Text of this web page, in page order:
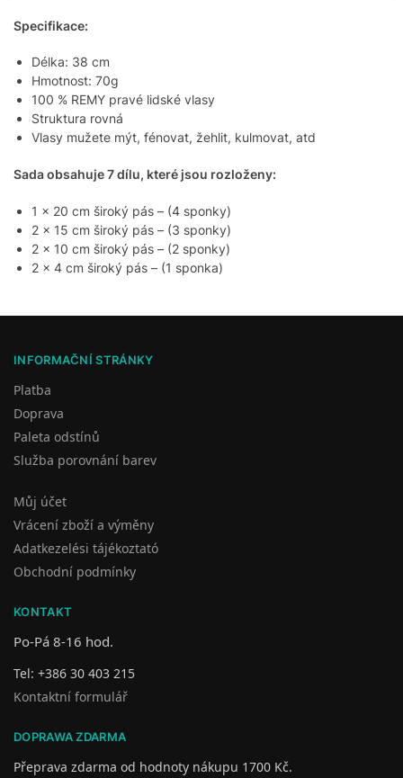
Specifikace:
Délka: 38 cm
Hmotnost: 70g
100 % REMY pravé lidské vlasy
Struktura rovná
Vlasy mužete mýt, fénovat, žehlit, kulmovat, atd
Sada obsahuje 7 dílu, které jsou rozloženy:
1 x 20 cm široký pás – (4 sponky)
2 x 15 cm široký pás – (3 sponky)
2 x 10 cm široký pás – (2 sponky)
2 x 4 cm široký pás – (1 sponka)
INFORMAČNÍ STRÁNKY
Platba
Doprava
Paleta odstínů
Služba porovnání barev
Můj účet
Vrácení zboží a výměny
Adatkezelési tájékoztató
Obchodní podmínky
KONTAKT
Po-Pá 8-16 hod.
Tel: +386 30 403 215
Kontaktní formulář
DOPRAWA ZDARMA
Přeprava zdarma od hodnoty nákupu 1700 Kč.